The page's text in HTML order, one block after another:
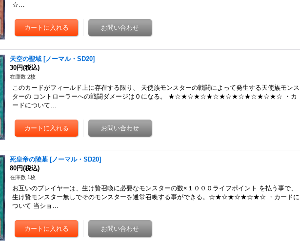
☆…
天空の聖域 [ノーマル・SD20]
30円(税込)
在庫数 2枚
このカードがフィールド上に存在する限り、 天使族モンスターの戦闘によって発生する天使族モンス
ターの コントローラーへの戦闘ダメージは０になる。 ★☆★☆★☆★☆★☆★☆★☆★☆★☆ ・カ
ードについて…
死皇帝の陵墓 [ノーマル・SD20]
80円(税込)
在庫数 1枚
お互いのプレイヤーは、生け贄召喚に必要なモンスターの数×１０００ライフポイント を払う事で、
生け贄モンスター無しでそのモンスターを通常召喚する事ができる。☆★☆★☆★☆★☆ ・カードに
ついて 当ショ…